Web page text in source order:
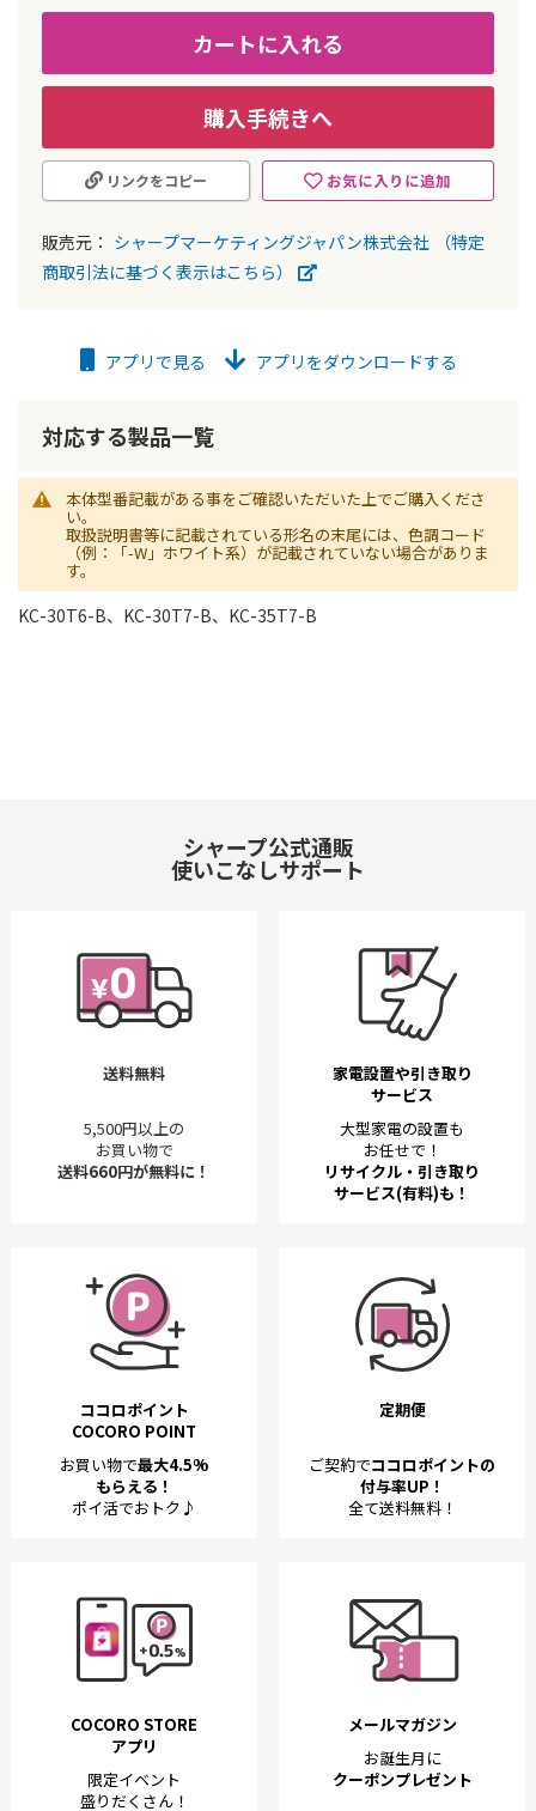
カートに入れる
購入手続きへ
お気に入りに追加
リンクをコピー
販売元： シャープマーケティングジャパン株式会社
（特定
商取引法に基づく表示はこちら）
アプリで見る アプリをダウンロードする
対応する製品一覧
本体型番記載がある事をご確認いただいた上でご購入くださ
い。
取扱説明書等に記載されている形名の末尾には、色調コード
（例：「-W」ホワイト系）が記載されていない場合がありま
す。
KC-30T6-B、KC-30T7-B、KC-35T7-B
シャープ公式通販
使いこなしサポート
送料無料
5,500円以上の
お買い物で
送料660円が無料に！
家電設置や引き取り
サービス
大型家電の設置も
お任せで！
リサイクル・引き取り
サービス(有料)も！
ココロポイント
COCORO POINT
お買い物で最大4.5%
もらえる！
ポイ活でおトク♪
定期便
ご契約でココロポイントの
付与率UP！
全て送料無料！
COCORO STORE
アプリ
限定イベント
盛りだくさん！
メールマガジン
お誕生月に
クーポンプレゼント